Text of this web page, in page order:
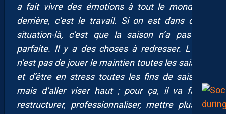
a fait vivre des émotions à tout le monde et
derrière, c’est le travail. Si on est dans cette
situation-là, c’est que la saison n’a pas été
parfaite. Il y a des choses à redresser. L’idée
n’est pas de jouer le maintien toutes les saisons
et d’être en stress toutes les fins de saisons,
mais d’aller viser haut ; pour ça, il va falloir
restructurer, professionnaliser, mettre plus de